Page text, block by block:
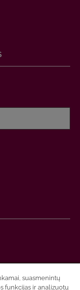
suasmenintų
funkcijas ir analizuotų